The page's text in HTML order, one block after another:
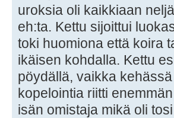
uroksia oli kaikkiaan
eh:ta. Kettu sijoittui
toki huomiona että koira
ikäisen kohdalla. Kettu
pöydällä, vaikka
kopelointia riitti
isän omistaja mikä oli